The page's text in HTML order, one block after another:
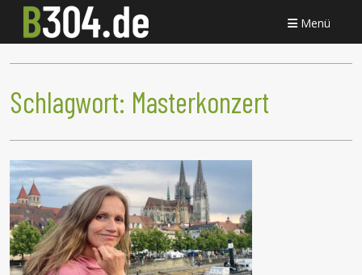
Menü
Schlagwort: Masterkonzert